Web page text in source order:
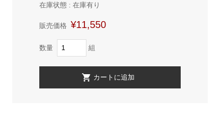
在庫状態 : 在庫有り
販売価格 ¥11,550
数量 組